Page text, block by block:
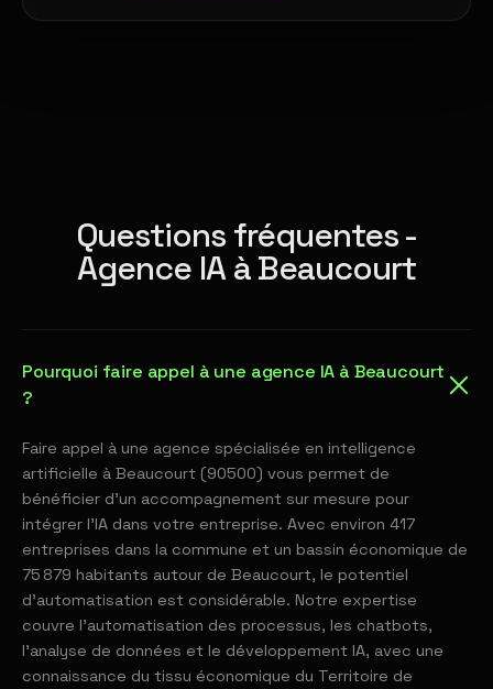
Questions fréquentes -
Agence IA à Beaucourt
Pourquoi faire appel à une agence IA à Beaucourt
?
Faire appel à une agence spécialisée en intelligence
artificielle à Beaucourt (90500) vous permet de
bénéficier d'un accompagnement sur mesure pour
intégrer l'IA dans votre entreprise. Avec environ 417
entreprises dans la commune et un bassin économique de
75 879 habitants autour de Beaucourt, le potentiel
d'automatisation est considérable. Notre expertise
couvre l'automatisation des processus, les chatbots,
l'analyse de données et le développement IA, avec une
connaissance du tissu économique du Territoire de